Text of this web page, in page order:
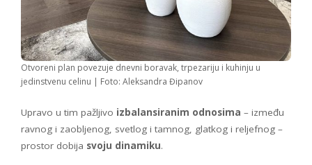
Otvoreni plan povezuje dnevni boravak, trpezariju i kuhinju u
jedinstvenu celinu | Foto: Aleksandra Đipanov
Upravo u tim pažljivo izbalansiranim odnosima – između
ravnog i zaobljenog, svetlog i tamnog, glatkog i reljefnog –
prostor dobija svoju dinamiku.